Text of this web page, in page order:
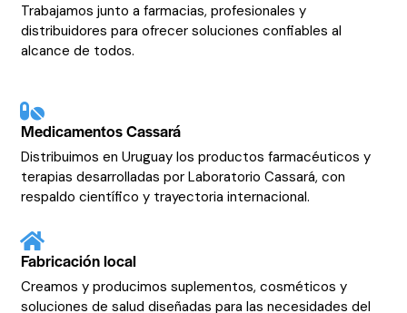
Trabajamos junto a farmacias, profesionales y
distribuidores para ofrecer soluciones confiables al
alcance de todos.
Medicamentos Cassará
Distribuimos en Uruguay los productos farmacéuticos y
terapias desarrolladas por Laboratorio Cassará, con
respaldo científico y trayectoria internacional.
Fabricación local
Creamos y producimos suplementos, cosméticos y
soluciones de salud diseñadas para las necesidades del